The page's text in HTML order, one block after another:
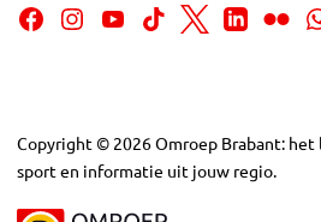
Copyright © 2026Omroep Brabant:
sport en informatie uit jouw regio.